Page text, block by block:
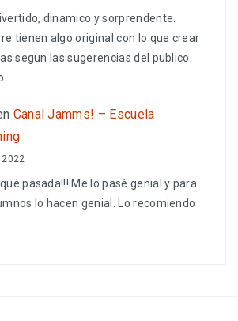
dinamico y sorprendente.
tienen algo original con lo que crear
segun las sugerencias del publico.
Canal Jamms! – Escuela
pasada!!! Me lo pasé genial y para
lo hacen genial. Lo recomiendo